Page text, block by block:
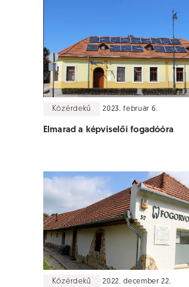
Közérdekű 2023. február 6.
Elmarad a képviselői fogadóóra
Közérdekű 2022. december 22.